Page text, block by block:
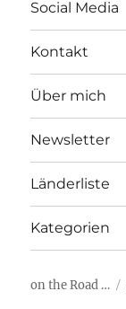
Social Media
Kontakt
Über mich
Newsletter
Länderliste
Kategorien
on the Road …